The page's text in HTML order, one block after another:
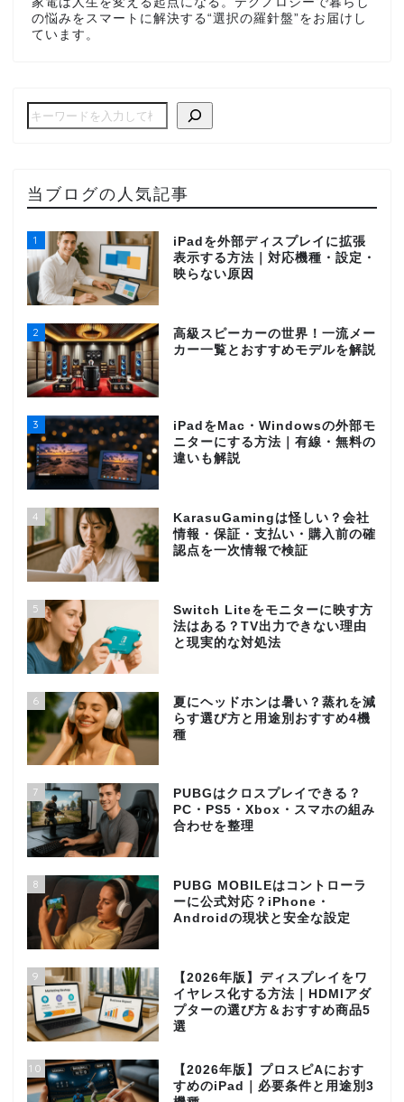
の悩みをスマートに解決する“選択の羅針盤”をお届けし
ています。
当ブログの人気記事
1
iPadを外部ディスプレイに拡張
表示する方法｜対応機種・設定・
映らない原因
2
高級スピーカーの世界！一流メー
カー一覧とおすすめモデルを解説
3
iPadをMac・Windowsの外部モ
ニターにする方法｜有線・無料の
違いも解説
4
KarasuGamingは怪しい？会社
情報・保証・支払い・購入前の確
認点を一次情報で検証
5
Switch Liteをモニターに映す方
法はある？TV出力できない理由
と現実的な対処法
6
夏にヘッドホンは暑い？蒸れを減
らす選び方と用途別おすすめ4機
種
7
PUBGはクロスプレイできる？
PC・PS5・Xbox・スマホの組み
合わせを整理
8
PUBG MOBILEはコントローラ
ーに公式対応？iPhone・
Androidの現状と安全な設定
9
【2026年版】ディスプレイをワ
イヤレス化する方法｜HDMIアダ
プターの選び方＆おすすめ商品5
選
10
【2026年版】プロスピAにおす
すめのiPad｜必要条件と用途別3